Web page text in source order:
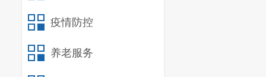
疫情防控
养老服务